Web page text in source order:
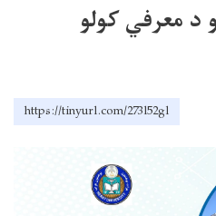
د معرفي کولو
https://tinyurl.com/273l52gl